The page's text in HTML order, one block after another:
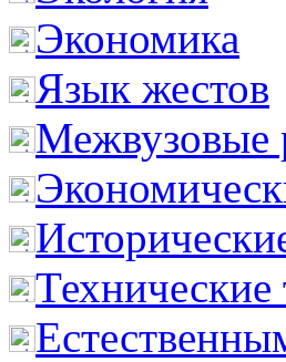
Экономика
Язык жестов
Межвузовые